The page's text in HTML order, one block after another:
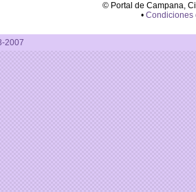
© Portal de Campana,
• Condiciones
2007